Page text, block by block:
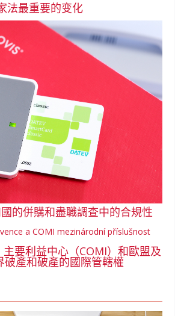
法最重要的变化
的併購和盡職調查中的合規性
要利益中心（COMI）和歐盟及
破產和破產的國際管轄權